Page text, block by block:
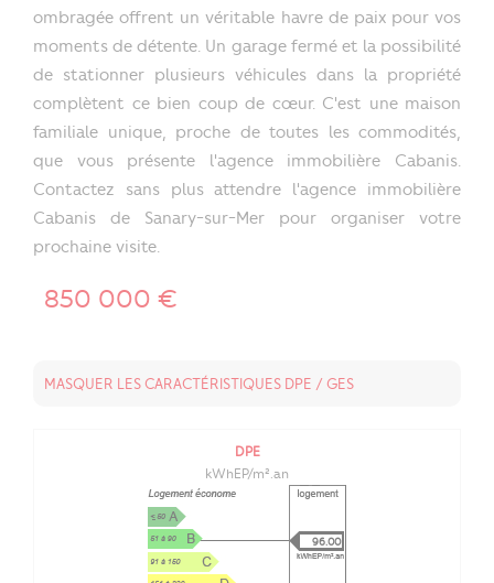
ombragée offrent un véritable havre de paix pour vos
moments de détente. Un garage fermé et la possibilité
de stationner plusieurs véhicules dans la propriété
complètent ce bien coup de cœur. C'est une maison
familiale unique, proche de toutes les commodités,
que vous présente l'agence immobilière Cabanis.
Contactez sans plus attendre l'agence immobilière
Cabanis de Sanary-sur-Mer pour organiser votre
prochaine visite.
850 000 €
MASQUER LES CARACTÉRISTIQUES DPE / GES
DPE
kWhEP/m².an
96.00